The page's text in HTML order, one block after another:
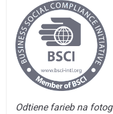
Odtiene farieb na